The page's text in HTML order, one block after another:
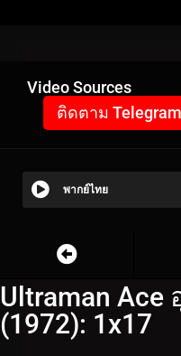
Video Sources
ติดตาม Telegram
พากย์ไทย
Ultraman Ace
(1972): 1x17